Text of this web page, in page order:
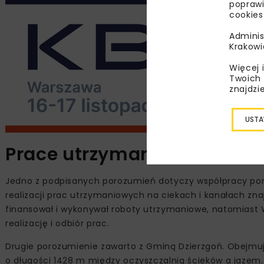
Prace utrzymaniowe na
Jedno z podpisanych porozumień dotyczy współpracy
realizacji prac utrzymaniowych na ciekach i kanałach
finansował i wykonywał roboty utrzymaniowe,
realizację i odbiór prac.
Drugie porozumienie zawarto z Gminą Dzierzgoń.
o długości 1428 m między oczyszczalnią ścieków a
Więcej